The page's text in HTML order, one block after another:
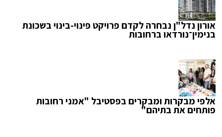
אורון נדל"ן נבחרה לקדם פרויקט פינוי-בינוי בשכונת
בנימין־נורדאו ברחובות
אלפי מבקרות ומבקרים בפסטיבל "אמני רחובות
פותחים את בתיהם"